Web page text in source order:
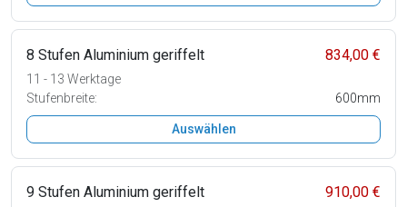
8 Stufen Aluminium geriffelt 834,00 €
11 - 13 Werktage
Stufenbreite:
600mm
Auswählen
9 Stufen Aluminium geriffelt 910,00 €